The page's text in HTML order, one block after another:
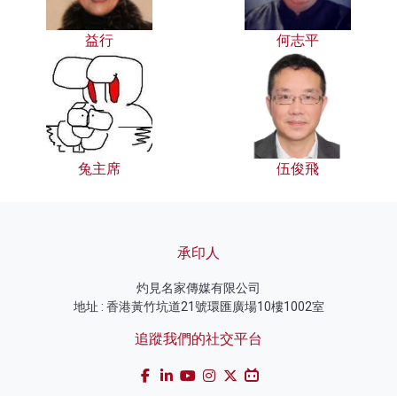
益行 何志平
兔主席 伍俊飛
承印人
灼見名家傳媒有限公司
地址 : 香港黃竹坑道21號環匯廣場10樓1002室
追蹤我們的社交平台